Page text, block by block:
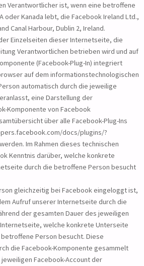
Verantwortlicher ist, wenn eine betroffene
oder Kanada lebt, die Facebook Ireland Ltd.,
Canal Harbour, Dublin 2, Ireland.
Einzelseiten dieser Internetseite, die
Verantwortlichen betrieben wird und auf
(Facebook-Plug-In) integriert
auf dem informationstechnologischen
automatisch durch die jeweilige
eine Darstellung der
Komponente von Facebook
über alle Facebook-Plug-Ins
docs/plugins/?
Im Rahmen dieses technischen
Kenntnis darüber, welche konkrete
durch die betroffene Person besucht
gleichzeitig bei Facebook eingeloggt ist,
Aufruf unserer Internetseite durch die
der gesamten Dauer des jeweiligen
welche konkrete Unterseite
Person besucht. Diese
die Facebook-Komponente gesammelt
Facebook-Account der